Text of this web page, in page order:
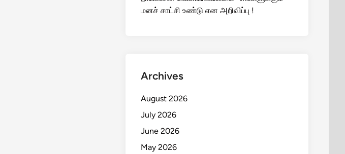
மனச் சாட்சி உண்டு என அறிவிப்பு !
Archives
August 2026
July 2026
June 2026
May 2026